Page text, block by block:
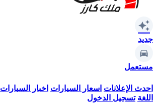
auto_awesome
جديد
مستعمل
احدث الإعلانات اسعار السيارات اخبار السيارات
اللغة تسجيل الدخول